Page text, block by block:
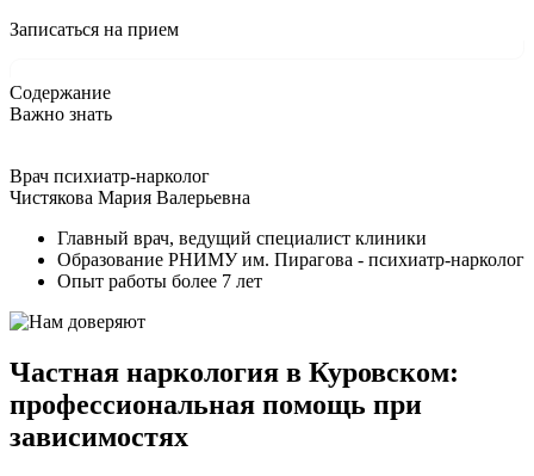
Записаться на прием
Содержание
Важно знать
Врач психиатр-нарколог
Чистякова Мария Валерьевна
Главный врач, ведущий специалист клиники
Образование РНИМУ им. Пирагова - психиатр-нарколог
Опыт работы более 7 лет
Частная наркология в Куровском:
профессиональная помощь при
зависимостях